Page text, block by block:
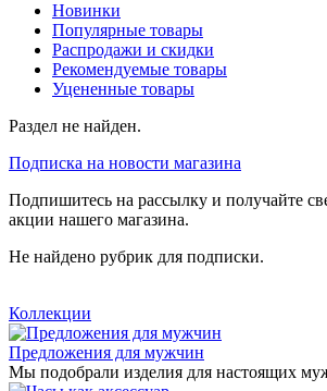
Новинки
Популярные товары
Распродажи и скидки
Рекомендуемые товары
Уцененные товары
Раздел не найден.
Подписка на новости магазина
Подпишитесь на рассылку и получайте
акции нашего магазина.
Не найдено рубрик для подписки.
Коллекции
Предложения для мужчин
Мы подобрали изделия для настоящих